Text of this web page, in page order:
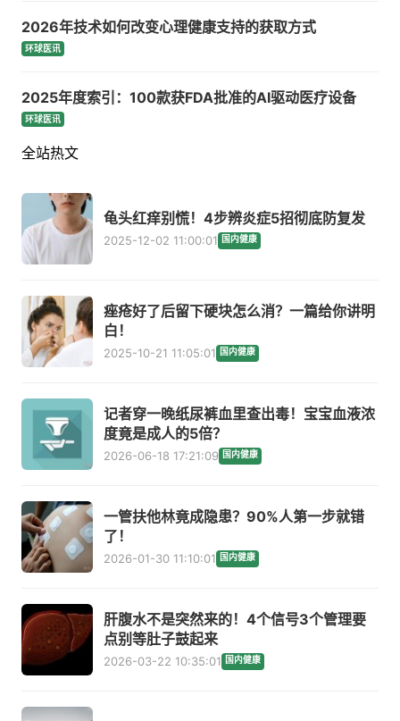
2026年技术如何改变心理健康支持的获取方式
环球医讯
2025年度索引：100款获FDA批准的AI驱动医疗设备
环球医讯
全站热文
龟头红痒别慌！4步辨炎症5招彻底防复发
2025-12-02 11:00:01 国内健康
痤疮好了后留下硬块怎么消？一篇给你讲明
白！
2025-10-21 11:05:01 国内健康
记者穿一晚纸尿裤血里查出毒！宝宝血液浓
度竟是成人的5倍？
2026-06-18 17:21:09 国内健康
一管扶他林竟成隐患？90%人第一步就错
了！
2026-01-30 11:10:01 国内健康
肝腹水不是突然来的！4个信号3个管理要
点别等肚子鼓起来
2026-03-22 10:35:01 国内健康